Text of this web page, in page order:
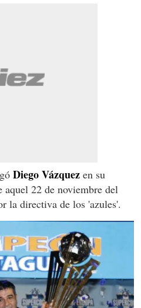
Diego Vázquez en su
aquel 22 de noviembre del
la directiva de los 'azules'.